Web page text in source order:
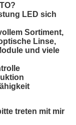
LED sich
Sortiment,
Linse,
und viele
treten mit mir